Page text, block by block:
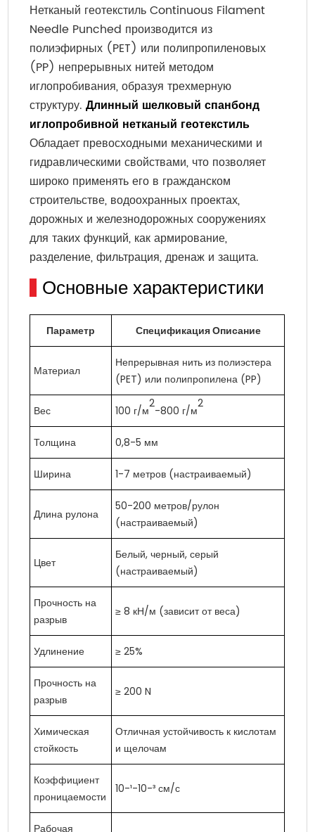
Нетканый геотекстиль Continuous Filament
Needle Punched производится из
полиэфирных (PET) или полипропиленовых
(PP) непрерывных нитей методом
иглопробивания, образуя трехмерную
структуру.Длинный шелковый спанбонд
иглопробивной нетканый геотекстиль
Обладает превосходными механическими и
гидравлическими свойствами, что позволяет
широко применять его в гражданском
строительстве, водоохранных проектах,
дорожных и железнодорожных сооружениях
для таких функций, как армирование,
разделение, фильтрация, дренаж и защита.
Основные характеристики
Параметр Спецификация Описание
Материал
Непрерывная нить из полиэстера
(PET) или полипропилена (PP)
Вес 100 г/м
2
-800 г/м
2
Толщина 0,8-5 мм
Ширина 1-7 метров (настраиваемый)
Длина рулона
50-200 метров/рулон
(настраиваемый)
Цвет
Белый, черный, серый
(настраиваемый)
Прочность на
разрыв
≥ 8 кН/м (зависит от веса)
Удлинение ≥ 25%
Прочность на
разрыв
≥ 200 N
Химическая
стойкость
Отличная устойчивость к кислотам
и щелочам
Коэффициент
проницаемости
10-¹-10-³ см/с
Рабочая